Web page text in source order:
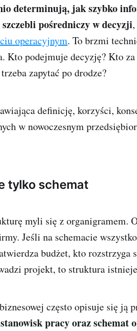
determinują, jak szybko
pośredniczy w decyzji
operacyjnym. To brzmi
Kto podejmuje decyzję? Kto
zapytać po drodze?
tylko schemat
myli się z organigramem.
Jeśli na schemacie
budżet, kto rozstrzyga
projekt, to struktura
często opisuje się ją
pracy oraz schemat